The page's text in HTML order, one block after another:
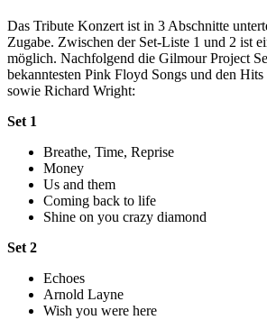
Das Tribute Konzert ist in 3 Abschnitte
Zugabe. Zwischen der Set-Liste 1 und 2 ist
möglich. Nachfolgend die Gilmour Project
bekanntesten Pink Floyd Songs und den
sowie Richard Wright:
Set 1
Breathe, Time, Reprise
Money
Us and them
Coming back to life
Shine on you crazy diamond
Set 2
Echoes
Arnold Layne
Wish you were here